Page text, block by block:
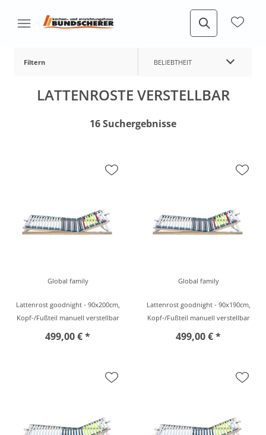
Filtern BELIEBTHEIT
LATTENROSTE VERSTELLBAR
16 Suchergebnisse
Global family
Lattenrost goodnight - 90x200cm,
Kopf-/Fußteil manuell verstellbar
499,00 € *
Global family
Lattenrost goodnight - 90x190cm,
Kopf-/Fußteil manuell verstellbar
499,00 € *